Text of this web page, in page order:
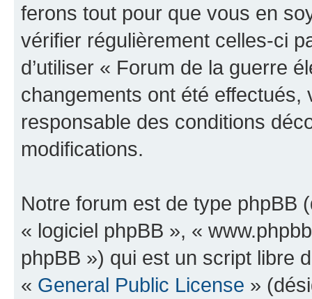
ferons tout pour que vous en
vérifier régulièrement celles-ci
d’utiliser « Forum de la guerre
changements ont été effectués,
responsable des conditions
modifications.
Notre forum est de type phpBB
« logiciel phpBB », «
phpBB ») qui est un script libre
« General Public License »